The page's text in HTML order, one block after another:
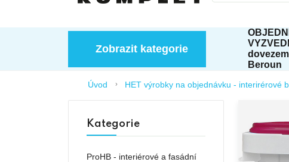
Zobrazit kategorie
Beroun
Úvod HET výrobky na objednávku - interirérové
Kategorie
ProHB - interiérové a fasádní